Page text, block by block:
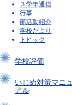
３学年通信
行事
部活動紹介
学校だより
トピック
学校評価
いじめ対策マニュ
アル